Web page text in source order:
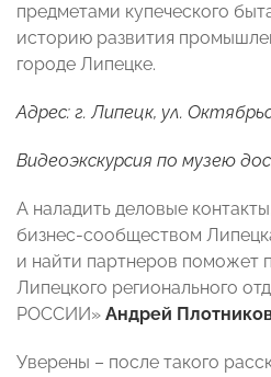
предметами купеческого
историю развития
городе Липецке.
Адрес: г. Липецк, ул.
Видеоэкскурсия по музею
А наладить деловые
бизнес-сообществом
и найти партнеров поможет
Липецкого регионального
РОССИИ» Андрей
Уверены – после такого